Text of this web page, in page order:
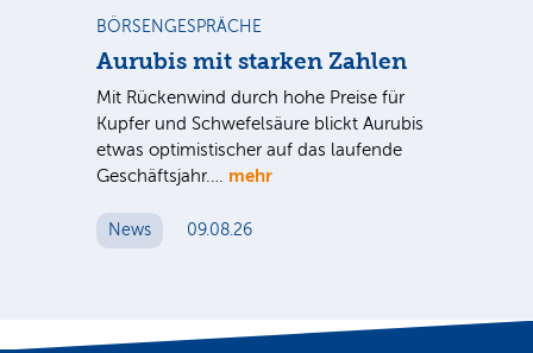
BÖRSENGESPRÄCHE
Aurubis mit starken Zahlen
Mit Rückenwind durch hohe Preise für
Kupfer und Schwefelsäure blickt Aurubis
etwas optimistischer auf das laufende
Geschäftsjahr.… mehr
News 09.08.26